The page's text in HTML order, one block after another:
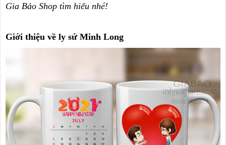
Gia Bảo Shop tìm hiểu nhé!
Giới thiệu về ly sứ Minh Long